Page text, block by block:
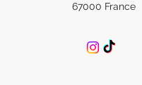
67000 France